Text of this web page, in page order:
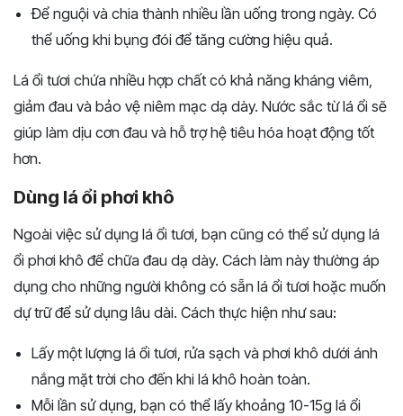
Để nguội và chia thành nhiều lần uống trong ngày. Có
thể uống khi bụng đói để tăng cường hiệu quả.
Lá ổi tươi chứa nhiều hợp chất có khả năng kháng viêm,
giảm đau và bảo vệ niêm mạc dạ dày. Nước sắc từ lá ổi sẽ
giúp làm dịu cơn đau và hỗ trợ hệ tiêu hóa hoạt động tốt
hơn.
Dùng lá ổi phơi khô
Ngoài việc sử dụng lá ổi tươi, bạn cũng có thể sử dụng lá
ổi phơi khô để chữa đau dạ dày. Cách làm này thường áp
dụng cho những người không có sẵn lá ổi tươi hoặc muốn
dự trữ để sử dụng lâu dài. Cách thực hiện như sau:
Lấy một lượng lá ổi tươi, rửa sạch và phơi khô dưới ánh
nắng mặt trời cho đến khi lá khô hoàn toàn.
Mỗi lần sử dụng, bạn có thể lấy khoảng 10-15g lá ổi